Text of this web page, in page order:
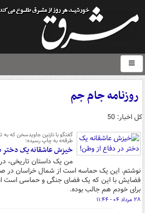
روزنامه جام جم
کل اخبار: 50
گفتگو با نازنین جاویدسخن که به
طرقه» به چاپ رسیده؛
خیزش عاشقانه یک دختر
من یک داستان تاریخی،
نوشتم. این یک حماسه ‌است از شمال خراسان
فضایش با این که یک فضای جنگی و حماسی است
برای خودم هم جالب بوده.
۲۸ مرداد ۰۴ - ۱۱:۴۴